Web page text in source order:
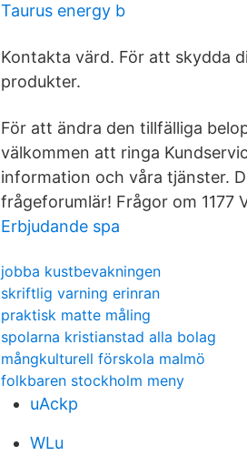
Taurus energy b
Kontakta värd. För att skydda
produkter.
För att ändra den tillfälliga
välkommen att ringa
information och våra tjänster.
frågeforumlär! Frågor om 1177
Erbjudande spa
jobba kustbevakningen
skriftlig varning erinran
praktisk matte måling
spolarna kristianstad alla bolag
mångkulturell förskola malmö
folkbaren stockholm meny
uAckp
WLu